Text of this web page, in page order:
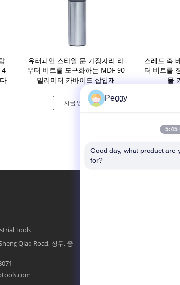
4
유러피언 스타일 문 가장자리 라
우터 비트를 도구화하는 MDF 90
밀리미터 카바이드 삽입재
지금 연락
스레드 축
터 비트를
물
Tools
Qiao Road, 청두, 중
Peggy
5:45
Good day, what product are
for?